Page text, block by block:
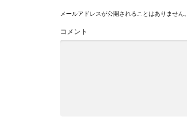
メールアドレスが公開されることはありません。
コメント